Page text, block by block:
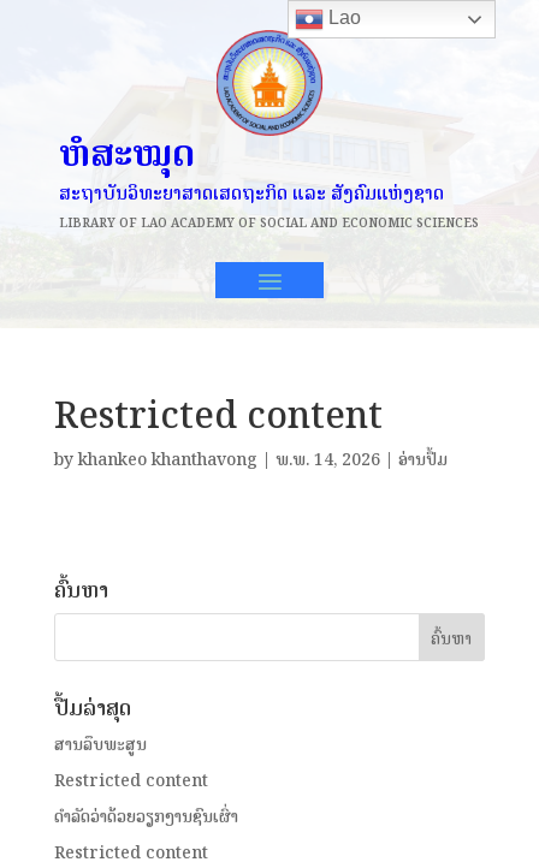
ຫໍສະໝຸດ
ສະຖາບັນວິທະຍາສາດເສດຖະກິດ ແລະ ສັງຄົມແຫ່ງຊາດ
LIBRARY OF LAO ACADEMY OF SOCIAL AND ECONOMIC SCIENCES
Restricted content
bykhankeo khanthavong | ພ.ພ. 14, 2026| ອ່ານປຶ້ມ
ຄົ້ນຫາ
ປື້ມລ່າສຸດ
ສານລຶບພະສູນ
Restricted content
ດໍາລັດວ່າດ້ວຍວຽກງານຊົນເຜົ່າ
Restricted content
Lao